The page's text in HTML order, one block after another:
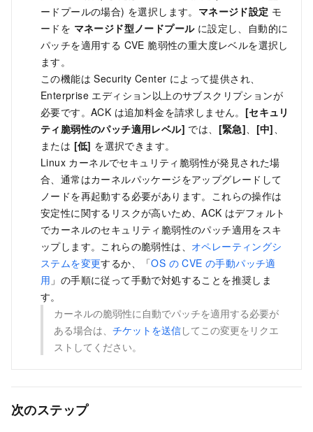
ードプールの場合) を選択します。 マネージド設定 モ
ードを マネージド型ノードプールに設定し、自動的に
パッチを適用する CVE 脆弱性の重大度レベルを選択し
ます。
この機能は Security Center によって提供され、
Enterprise エディション以上のサブスクリプションが
必要です。ACK は追加料金を請求しません。 [セキュリ
ティ脆弱性のパッチ適用レベル] では、 [緊急]、 [中]、
または [低] を選択できます。
Linux カーネルでセキュリティ脆弱性が発見された場
合、通常はカーネルパッケージをアップグレードして
ノードを再起動する必要があります。これらの操作は
安定性に関するリスクが高いため、ACK はデフォルト
でカーネルのセキュリティ脆弱性のパッチ適用をスキ
ップします。これらの脆弱性は、 オペレーティングシ
ステムを変更するか、「OS の CVE の手動パッチ適
用 」の手順に従って手動で対処することを推奨しま
す。
カーネルの脆弱性に自動でパッチを適用する必要が
ある場合は、 チケットを送信してこの変更をリクエ
ストしてください。
次のステップ